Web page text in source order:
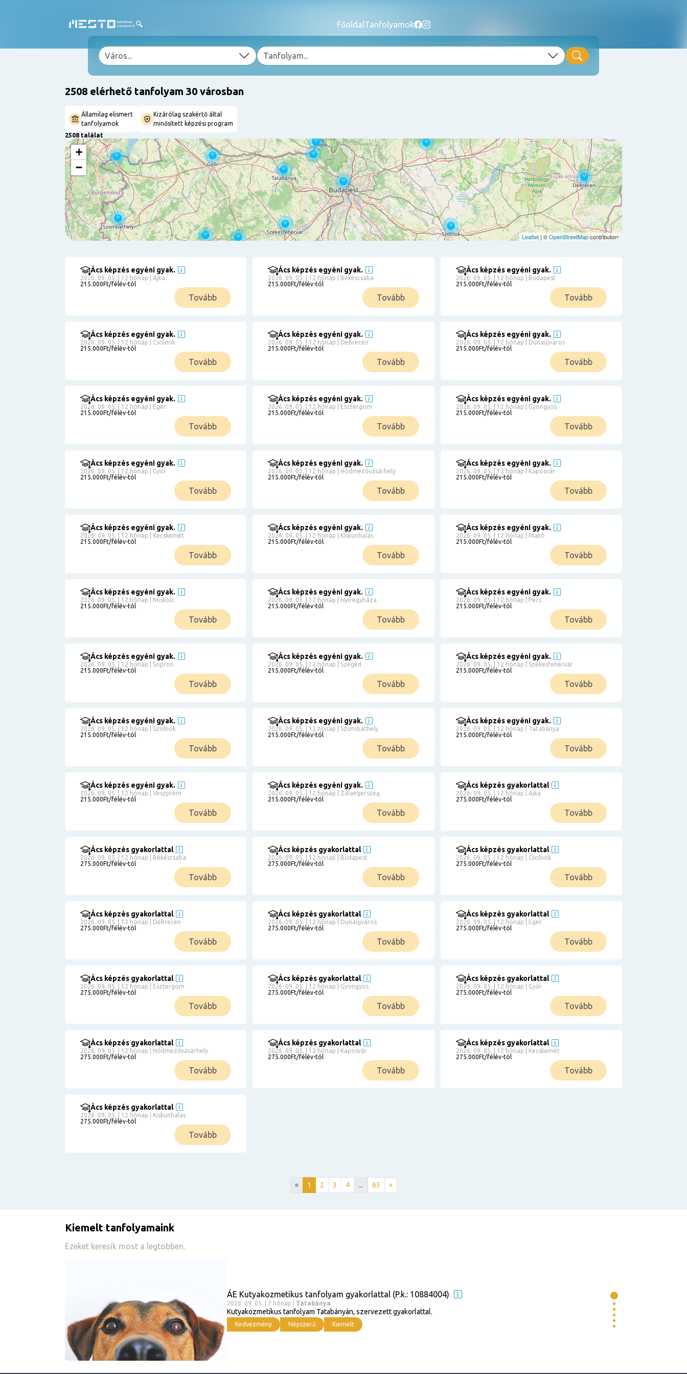
Főoldal Tanfolyamok
2508 elérhető tanfolyam 30 városban
Államilag elismert
tanfolyamok
Kizárólag szakértő által
minősített képzési program
2508 találat
+
−
Leaflet | ©OpenStreetMapcontributors
Szűrés
Érettségi
Részletfizetéssel
Ács képzés egyéni gyak.
2026. 09. 05. | 12 hónap | Ajka
215.000Ft/félév-tól
Tovább
Ács képzés egyéni gyak.
2026. 09. 05. | 12 hónap | Békéscsaba
215.000Ft/félév-tól
Tovább
Ács képzés egyéni gyak.
2026. 09. 05. | 12 hónap | Budapest
215.000Ft/félév-tól
Tovább
Ács képzés egyéni gyak.
2026. 09. 05. | 12 hónap | Csolnok
215.000Ft/félév-tól
Tovább
Ács képzés egyéni gyak.
2026. 09. 05. | 12 hónap | Debrecen
215.000Ft/félév-tól
Tovább
Ács képzés egyéni gyak.
2026. 09. 05. | 12 hónap | Dunaújváros
215.000Ft/félév-tól
Tovább
Ács képzés egyéni gyak.
2026. 09. 05. | 12 hónap | Eger
215.000Ft/félév-tól
Tovább
Ács képzés egyéni gyak.
2026. 09. 05. | 12 hónap | Esztergom
215.000Ft/félév-tól
Tovább
Ács képzés egyéni gyak.
2026. 09. 05. | 12 hónap | Gyöngyös
215.000Ft/félév-tól
Tovább
Ács képzés egyéni gyak.
2026. 09. 05. | 12 hónap | Győr
215.000Ft/félév-tól
Tovább
Ács képzés egyéni gyak.
2026. 09. 05. | 12 hónap | Hódmezővásárhely
215.000Ft/félév-tól
Tovább
Ács képzés egyéni gyak.
2026. 09. 05. | 12 hónap | Kaposvár
215.000Ft/félév-tól
Tovább
Ács képzés egyéni gyak.
2026. 09. 05. | 12 hónap | Kecskemét
215.000Ft/félév-tól
Tovább
Ács képzés egyéni gyak.
2026. 09. 05. | 12 hónap | Kiskunhalas
215.000Ft/félév-tól
Tovább
Ács képzés egyéni gyak.
2026. 09. 05. | 12 hónap | Makó
215.000Ft/félév-tól
Tovább
Ács képzés egyéni gyak.
2026. 09. 05. | 12 hónap | Miskolc
215.000Ft/félév-tól
Tovább
Ács képzés egyéni gyak.
2026. 09. 05. | 12 hónap | Nyíregyháza
215.000Ft/félév-tól
Tovább
Ács képzés egyéni gyak.
2026. 09. 05. | 12 hónap | Pécs
215.000Ft/félév-tól
Tovább
Ács képzés egyéni gyak.
2026. 09. 05. | 12 hónap | Sopron
215.000Ft/félév-tól
Tovább
Ács képzés egyéni gyak.
2026. 09. 05. | 12 hónap | Szeged
215.000Ft/félév-tól
Tovább
Ács képzés egyéni gyak.
2026. 09. 05. | 12 hónap | Székesfehérvár
215.000Ft/félév-tól
Tovább
Ács képzés egyéni gyak.
2026. 09. 05. | 12 hónap | Szolnok
215.000Ft/félév-tól
Tovább
Ács képzés egyéni gyak.
2026. 09. 05. | 12 hónap | Szombathely
215.000Ft/félév-tól
Tovább
Ács képzés egyéni gyak.
2026. 09. 05. | 12 hónap | Tatabánya
215.000Ft/félév-tól
Tovább
Ács képzés egyéni gyak.
2026. 09. 05. | 12 hónap | Veszprém
215.000Ft/félév-tól
Tovább
Ács képzés egyéni gyak.
2026. 09. 05. | 12 hónap | Zalaegerszeg
215.000Ft/félév-tól
Tovább
Ács képzés gyakorlattal
2026. 09. 05. | 12 hónap | Ajka
275.000Ft/félév-tól
Tovább
Ács képzés gyakorlattal
2026. 09. 05. | 12 hónap | Békéscsaba
275.000Ft/félév-tól
Tovább
Ács képzés gyakorlattal
2026. 09. 05. | 12 hónap | Budapest
275.000Ft/félév-tól
Tovább
Ács képzés gyakorlattal
2026. 09. 05. | 12 hónap | Csolnok
275.000Ft/félév-tól
Tovább
Ács képzés gyakorlattal
2026. 09. 05. | 12 hónap | Debrecen
275.000Ft/félév-tól
Tovább
Ács képzés gyakorlattal
2026. 09. 05. | 12 hónap | Dunaújváros
275.000Ft/félév-tól
Tovább
Ács képzés gyakorlattal
2026. 09. 05. | 12 hónap | Eger
275.000Ft/félév-tól
Tovább
Ács képzés gyakorlattal
2026. 09. 05. | 12 hónap | Esztergom
275.000Ft/félév-tól
Tovább
Ács képzés gyakorlattal
2026. 09. 05. | 12 hónap | Gyöngyös
275.000Ft/félév-tól
Tovább
Ács képzés gyakorlattal
2026. 09. 05. | 12 hónap | Győr
275.000Ft/félév-tól
Tovább
Ács képzés gyakorlattal
2026. 09. 05. | 12 hónap | Hódmezővásárhely
275.000Ft/félév-tól
Tovább
Ács képzés gyakorlattal
2026. 09. 05. | 12 hónap | Kaposvár
275.000Ft/félév-tól
Tovább
Ács képzés gyakorlattal
2026. 09. 05. | 12 hónap | Kecskemét
275.000Ft/félév-tól
Tovább
Ács képzés gyakorlattal
2026. 09. 05. | 12 hónap | Kiskunhalas
275.000Ft/félév-tól
Tovább
« 1 2 3 4 ... 63 »
Kiemelt tanfolyamaink
Ezeket keresik most a legtöbben.
ÁE Kutyakozmetikus tanfolyam gyakorlattal (P.k.: 10884004)
2026. 09. 05. | 7 hónap | Tatabánya
Kutyakozmetikus tanfolyam Tatabányán, szervezett gyakorlattal.
Kedvezmény Népszerű Kiemelt